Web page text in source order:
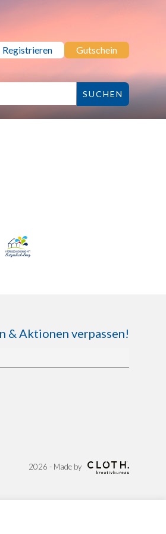
Registrieren Gutschein
& Aktionen verpassen!
2026 - Made by